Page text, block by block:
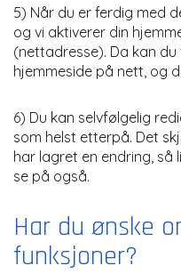
5) Når du er ferdig med
og vi aktiverer din
(nettadresse). Da kan
hjemmeside på nett, og
6) Du kan selvfølgelig
som helst etterpå. Det
har lagret en endring, så
se på også.
Har du ønske
funksjoner?